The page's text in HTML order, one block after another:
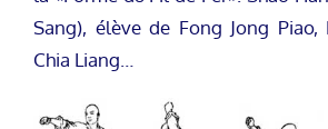
Sang), élève de Fong Jong Piao,
Chia Liang…